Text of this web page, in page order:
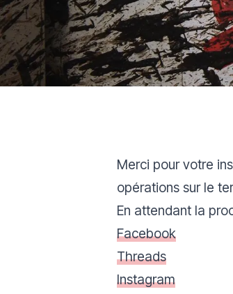
Merci pour votre
opérations sur le
En attendant la
Facebook
Threads
Instagram